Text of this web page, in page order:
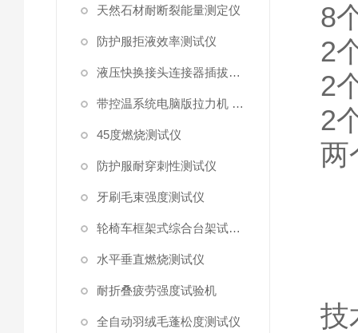
天然石材耐断裂能量测定仪
防护服拒液效率测试仪
液压快换接头连接器插拔泄漏测试仪
带控温系统电脑版拉力机 统电脑版拉力机
45度燃烧测试仪
防护服耐穿刺性测试仪
牙刷毛束强度测试仪
轮椅车框架式综合台架试验机
水平垂直燃烧测试仪
耐折叠疲劳强度试验机
全自动羽绒毛蓬松度测试仪
8
2
2
2
两
技